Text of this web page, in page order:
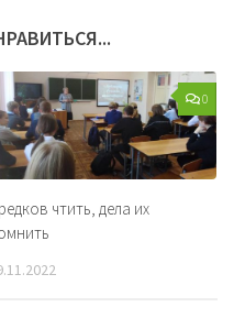
0
чтить, дела их